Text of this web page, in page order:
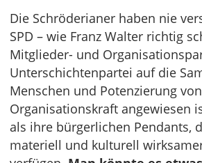
Die Schröderianer haben nie
SPD – wie Franz Walter richtig
Mitglieder- und
Unterschichtenpartei auf die
Menschen und Potenzierung von
Organisationskraft angewiesen
als ihre bürgerlichen Pendants,
materiell und kulturell